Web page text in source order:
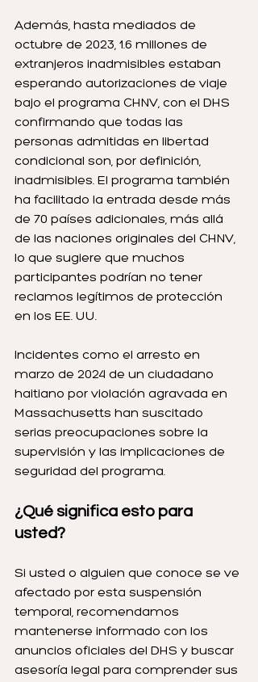
Además, hasta mediados de
octubre de 2023, 1.6 millones de
extranjeros inadmisibles estaban
esperando autorizaciones de viaje
bajo el programa CHNV, con el DHS
confirmando que todas las
personas admitidas en libertad
condicional son, por definición,
inadmisibles. El programa también
ha facilitado la entrada desde más
de 70 países adicionales, más allá
de las naciones originales del CHNV,
lo que sugiere que muchos
participantes podrían no tener
reclamos legítimos de protección
en los EE. UU.
Incidentes como el arresto en
marzo de 2024 de un ciudadano
haitiano por violación agravada en
Massachusetts han suscitado
serias preocupaciones sobre la
supervisión y las implicaciones de
seguridad del programa.
¿Qué significa esto para
usted?
Si usted o alguien que conoce se ve
afectado por esta suspensión
temporal, recomendamos
mantenerse informado con los
anuncios oficiales del DHS y buscar
asesoría legal para comprender sus